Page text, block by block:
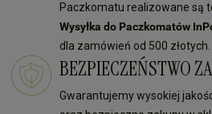
Paczkomatu realizowane są
Wysyłka do Paczkomatów
dla zamówień od 500 złotych.
BEZPIECZEŃSTWO
Gwarantujemy wysokiej